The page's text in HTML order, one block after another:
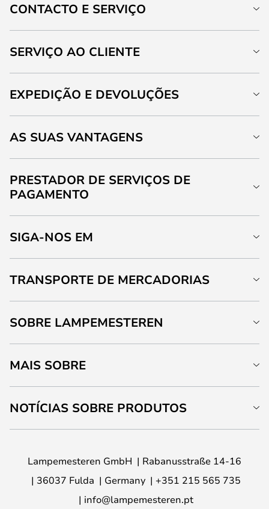
CONTACTO E SERVIÇO
SERVIÇO AO CLIENTE
EXPEDIÇÃO E DEVOLUÇÕES
AS SUAS VANTAGENS
PRESTADOR DE SERVIÇOS DE
PAGAMENTO
SIGA-NOS EM
TRANSPORTE DE MERCADORIAS
SOBRE LAMPEMESTEREN
MAIS SOBRE
NOTÍCIAS SOBRE PRODUTOS
Lampemesteren GmbH
Rabanusstraße 14-16
36037 Fulda
Germany
+351 215 565 735
info@lampemesteren.pt